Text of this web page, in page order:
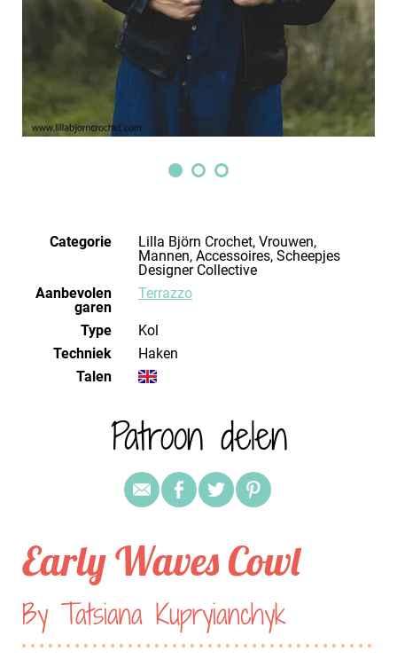
Categorie
Lilla Björn Crochet, Vrouwen,
Mannen, Accessoires, Scheepjes
Designer Collective
Aanbevolen
garen
Terrazzo
Type
Kol
Techniek
haken
Talen
Patroon delen
Early Waves Cowl
By Tatsiana Kupryianchyk